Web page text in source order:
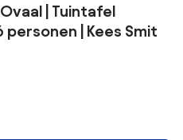
| Tuintafel
personen | Kees Smit